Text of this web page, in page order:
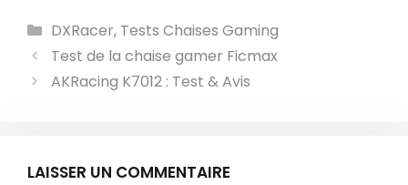
Catégories
DXRacer, Tests Chaises Gaming
Test de la chaise gamer Ficmax
AKRacing K7012 : Test & Avis
LAISSER UN COMMENTAIRE